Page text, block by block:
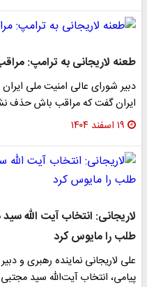
طعنه لاریجانی به ترامپ:
دبیر شورای عالی امنیت ملی
ایران گفت که مراقب باش حذف
۱۹ اسفند ۱۴۰۴
لاریجانی: انتخاب آیت الله
طلب را مایوس کرد
علی لاریجانی نماینده رهبری و
پیامی، انتخاب آیت‌الله سید